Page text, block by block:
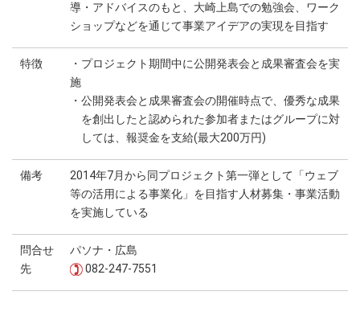
導・アドバイスのもと、大崎上島での勉強会、ワーク
ショップなどを通じて事業アイデアの実現を目指す
特徴
・プロジェクト期間中に公開発表会と成果審査会を実
施
・公開発表会と成果審査会の開催時点で、優秀な成果
を創出したと認められた参加者またはグループに対
しては、報奨金を支給(最大200万円)
備考
2014年7月から同プロジェクト第一弾として「ウェブ
等の活用による事業化」を目指す人材募集・事業活動
を実施している
問合せ
先
パソナ・広島
082-247-7551